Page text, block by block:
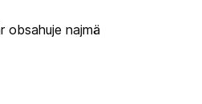
obsahuje najmä